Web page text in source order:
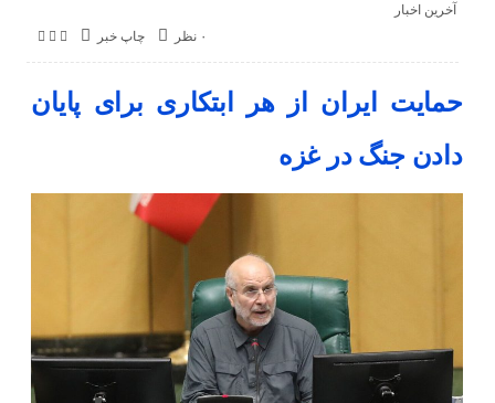
چاپ خبر ۰ نظر
آخرین اخبار
حمایت ایران از هر ابتکاری برای پایان
دادن جنگ در غزه